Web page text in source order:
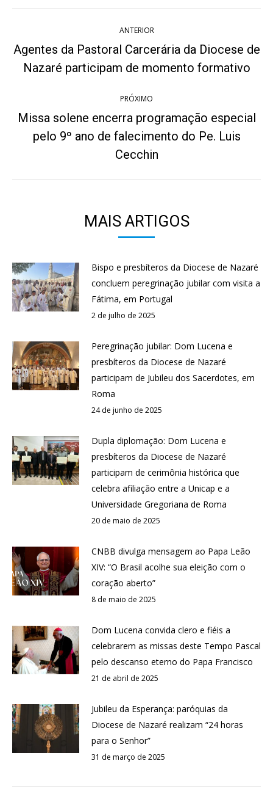
de
post:
ANTERIOR
Post
anterior:
Agentes da Pastoral Carcerária da Diocese de
Nazaré participam de momento formativo
PRÓXIMO
Próximo
post:
Missa solene encerra programação especial
pelo 9º ano de falecimento do Pe. Luis
Cecchin
MAIS ARTIGOS
Bispo e presbíteros da Diocese de Nazaré
concluem peregrinação jubilar com visita a
Fátima, em Portugal
2 de julho de 2025
Peregrinação jubilar: Dom Lucena e
presbíteros da Diocese de Nazaré
participam de Jubileu dos Sacerdotes, em
Roma
24 de junho de 2025
Dupla diplomação: Dom Lucena e
presbíteros da Diocese de Nazaré
participam de cerimônia histórica que
celebra afiliação entre a Unicap e a
Universidade Gregoriana de Roma
20 de maio de 2025
CNBB divulga mensagem ao Papa Leão
XIV: “O Brasil acolhe sua eleição com o
coração aberto”
8 de maio de 2025
Dom Lucena convida clero e fiéis a
celebrarem as missas deste Tempo Pascal
pelo descanso eterno do Papa Francisco
21 de abril de 2025
Jubileu da Esperança: paróquias da
Diocese de Nazaré realizam “24 horas
para o Senhor”
31 de março de 2025